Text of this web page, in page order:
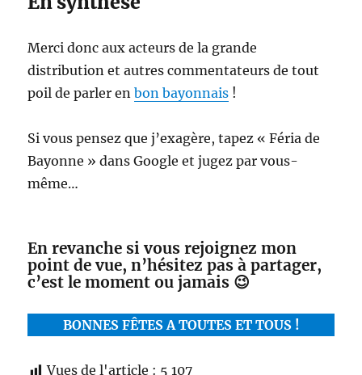
Merci donc aux acteurs de la grande
distribution et autres commentateurs de tout
poil de parler enbon bayonnais !
Si vous pensez que j’exagère, tapez « Féria de
Bayonne » dans Google et jugez par vous-
même…
En revanche si vous rejoignez mon
point de vue, n’hésitez pas à partager,
c’est le moment ou jamais 😉
BONNES FÊTES A TOUTES ET TOUS !
Vues de l'article : 5 107